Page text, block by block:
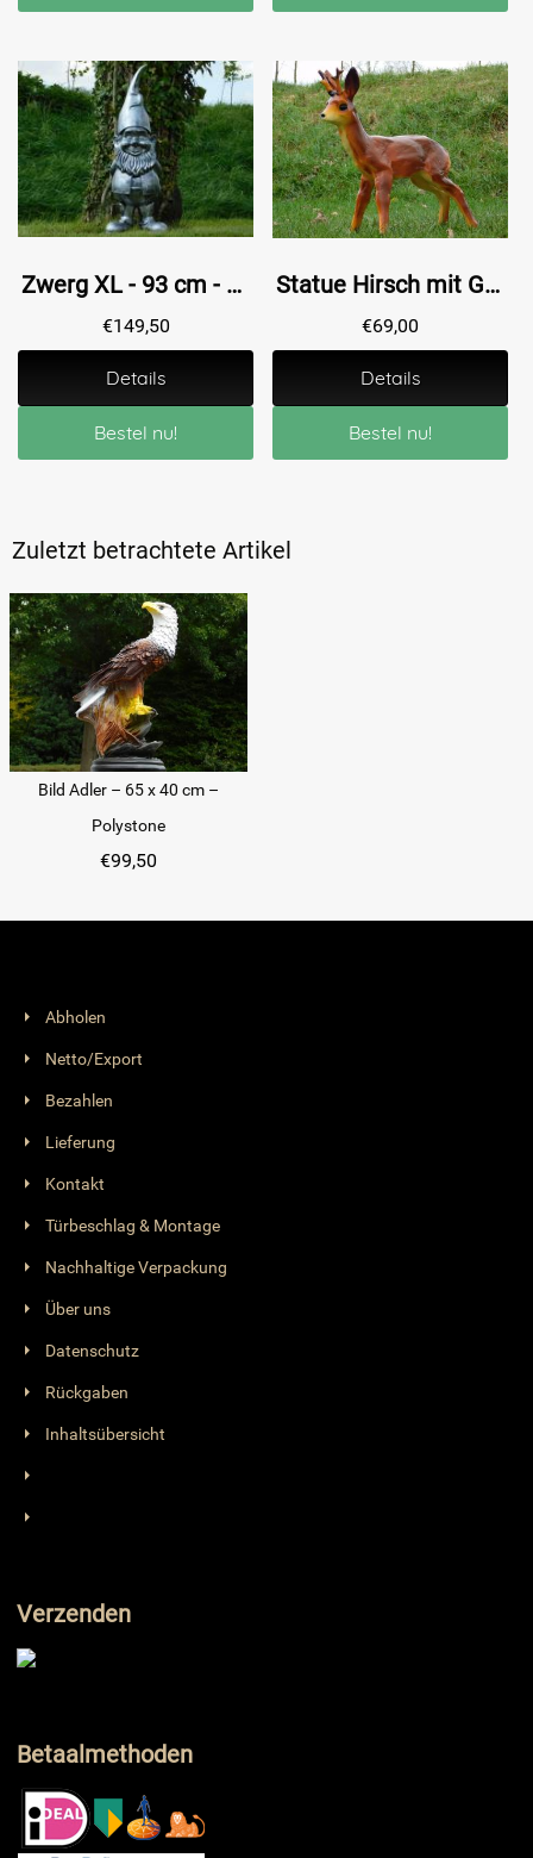
Zwerg XL - 93 cm - Polystone
€149,50
Details
Bestel nu!
Statue Hirsch mit Geweih - 50 cm - Polystone
€69,00
Details
Bestel nu!
Zuletzt betrachtete Artikel
Bild Adler – 65 x 40 cm –
Polystone
€99,50
Abholen
Netto/Export
Bezahlen
Lieferung
Kontakt
Türbeschlag & Montage
Nachhaltige Verpackung
Über uns
Datenschutz
Rückgaben
Inhaltsübersicht
Verzenden
Betaalmethoden